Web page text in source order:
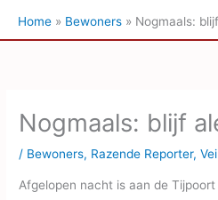
Home Bewoners Nogmaals:
Nogmaals: blijf
/ Bewoners, Razende Reporter,
Afgelopen nacht is aan de